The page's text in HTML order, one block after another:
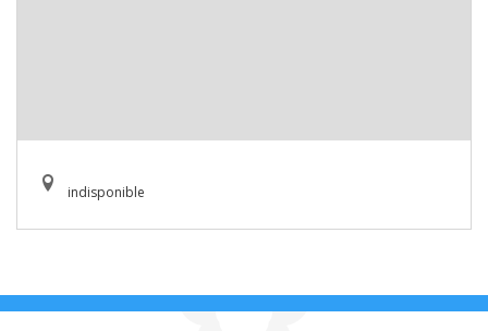
indisponible